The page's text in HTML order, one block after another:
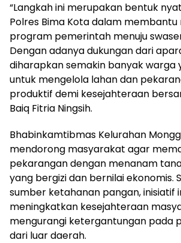
“Langkah ini merupakan bentuk
Polres Bima Kota dalam membantu
program pemerintah menuju
Dengan adanya dukungan dari
diharapkan semakin banyak warga
untuk mengelola lahan dan
produktif demi kesejahteraan
Baiq Fitria Ningsih.
Bhabinkamtibmas Kelurahan
mendorong masyarakat agar
pekarangan dengan menanam
yang bergizi dan bernilai ekonomis.
sumber ketahanan pangan, inisiatif
meningkatkan kesejahteraan
mengurangi ketergantungan pada
dari luar daerah.